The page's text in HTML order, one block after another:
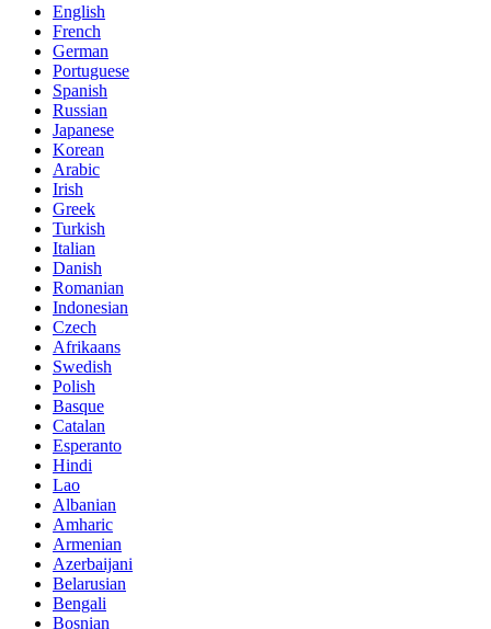
English
French
German
Portuguese
Spanish
Russian
Japanese
Korean
Arabic
Irish
Greek
Turkish
Italian
Danish
Romanian
Indonesian
Czech
Afrikaans
Swedish
Polish
Basque
Catalan
Esperanto
Hindi
Lao
Albanian
Amharic
Armenian
Azerbaijani
Belarusian
Bengali
Bosnian